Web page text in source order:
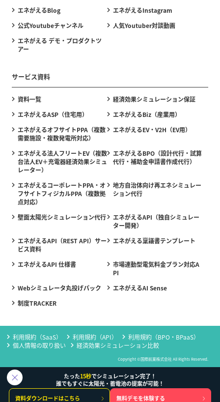
エネがえるBlog
エネがえるInstagram
公式Youtubeチャンネル
人気Youtuber対談動画
エネがえる デモ・プロダクトツ
アー
サービス資料
資料一覧
経済効果シミュレーション保証
エネがえるASP（住宅用）
エネがえるBiz（産業用）
エネがえるオフサイトPPA（複数
需要施設・複数発電所対応）
エネがえるEV・V2H（EV用）
エネがえる法人フリートEV（複数
台法人EV＋充電器経済効果シミュ
レーター）
エネがえるBPO（設計代行・試算
代行・補助金申請書作成代行）
エネがえるコーポレートPPA・オ
フサイトフィジカルPPA（複数拠
点対応）
地方自治体向け再エネシミュレー
ション代行
壁面太陽光シミュレーション代行
エネがえるAPI（独自シミュレー
ター開発）
エネがえるAPI（REST API）サー
ビス資料
エネがえる稟議書テンプレート
エネがえるAPI 仕様書
市場連動型電気料金プラン対応A
PI
Webシミュレータ丸投げパック
エネがえるAI Sense
制度TRACKER
利用規約（SaaS） 利用規約（API）
利用規約（BPO・BPaaS）
個人情報の取り扱い
経済効果シミュレーション比較
Copyright ©国際航業株式会社 All Rights Reserved.
たった15秒でシミュレーション完了！
誰でもすぐに太陽光・蓄電池の提案が可能！
資料ダウンロードはこちら
無料デモを体験する